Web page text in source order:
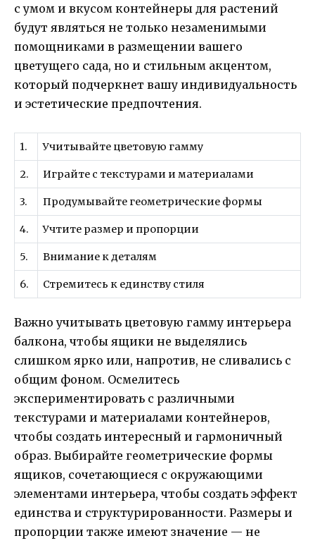
с умом и вкусом контейнеры для растений
будут являться не только незаменимыми
помощниками в размещении вашего
цветущего сада, но и стильным акцентом,
который подчеркнет вашу индивидуальность
и эстетические предпочтения.
1. Учитывайте цветовую гамму
2. Играйте с текстурами и материалами
3. Продумывайте геометрические формы
4. Учтите размер и пропорции
5. Внимание к деталям
6. Стремитесь к единству стиля
Важно учитывать цветовую гамму интерьера
балкона, чтобы ящики не выделялись
слишком ярко или, напротив, не сливались с
общим фоном. Осмелитесь
экспериментировать с различными
текстурами и материалами контейнеров,
чтобы создать интересный и гармоничный
образ. Выбирайте геометрические формы
ящиков, сочетающиеся с окружающими
элементами интерьера, чтобы создать эффект
единства и структурированности. Размеры и
пропорции также имеют значение — не